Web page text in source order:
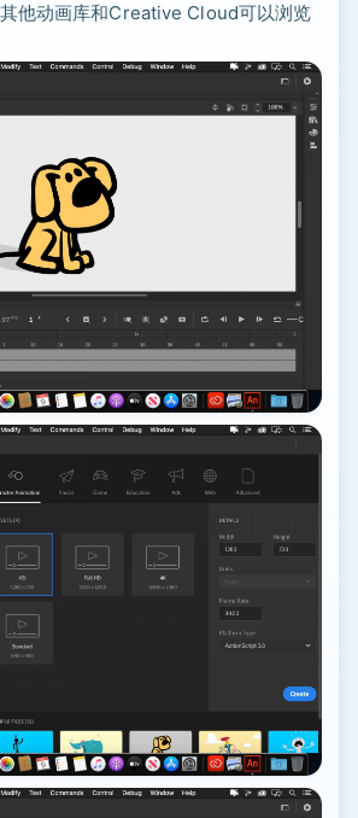
他动画库和Creative Cloud可以浏览